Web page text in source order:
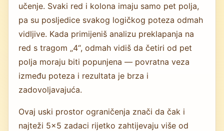
učenje. Svaki red i kolona imaju samo pet polja,
pa su posljedice svakog logičkog poteza odmah
vidljive. Kada primijeniš analizu preklapanja na
red s tragom „4“, odmah vidiš da četiri od pet
polja moraju biti popunjena — povratna veza
između poteza i rezultata je brza i
zadovoljavajuća.
Ovaj uski prostor ograničenja znači da čak i
najteži 5×5 zadaci rijetko zahtijevaju više od